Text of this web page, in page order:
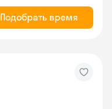
Подобрать время